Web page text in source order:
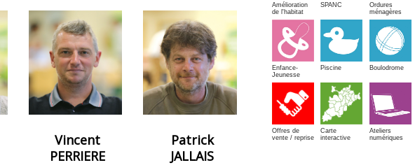
Vincent
PERRIERE
Patrick
JALLAIS
Amélioration
de l'habitat
SPANC
Ordures
ménagères
Enfance-
Jeunesse
Piscine Boulodrome
Offres de
vente / reprise
Carte
interactive
Ateliers
numériques